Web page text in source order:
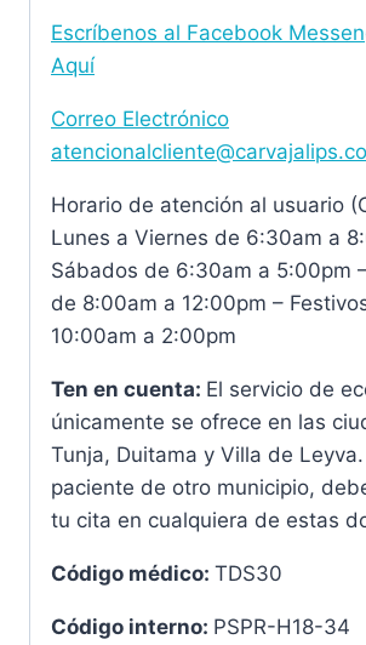
Escríbenos al Facebook
Aquí
Correo Electrónico
Horario de atención al usuario
Lunes a Viernes de 6:30am a
Sábados de 6:30am a 5:00pm
de 8:00am a 12:00pm –
10:00am a 2:00pm
Ten en cuenta: El servicio de
únicamente se ofrece en las
Tunja, Duitama y Villa de
paciente de otro municipio,
tu cita en cualquiera de estas
Código médico: TDS30
Código interno: PSPR-H18-34